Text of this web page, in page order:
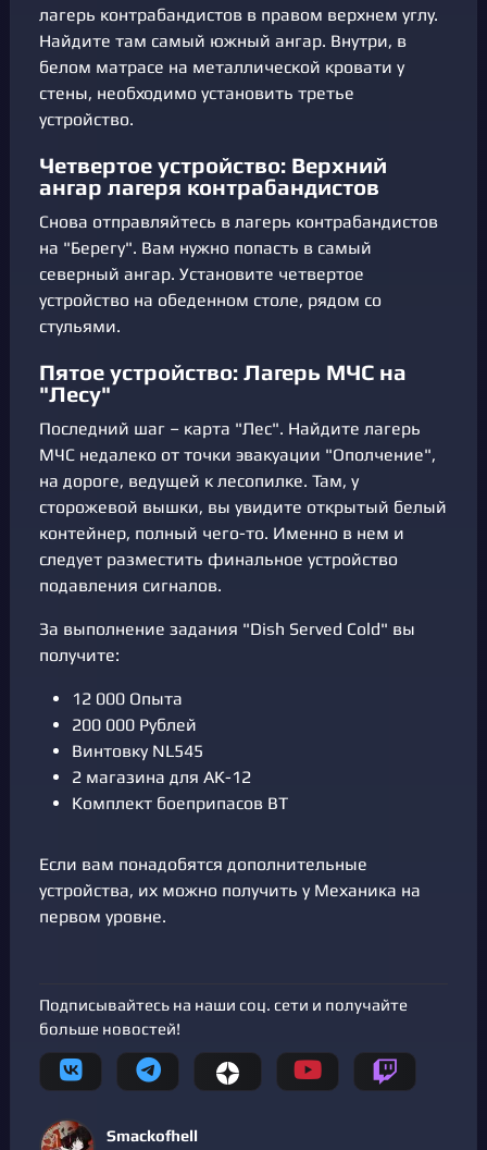
лагерь контрабандистов в правом верхнем углу.
Найдите там самый южный ангар. Внутри, в
белом матрасе на металлической кровати у
стены, необходимо установить третье
устройство.
Четвертое устройство: Верхний
ангар лагеря контрабандистов
Снова отправляйтесь в лагерь контрабандистов
на "Берегу". Вам нужно попасть в самый
северный ангар. Установите четвертое
устройство на обеденном столе, рядом со
стульями.
Пятое устройство: Лагерь МЧС на
"Лесу"
Последний шаг – карта "Лес". Найдите лагерь
МЧС недалеко от точки эвакуации "Ополчение",
на дороге, ведущей к лесопилке. Там, у
сторожевой вышки, вы увидите открытый белый
контейнер, полный чего-то. Именно в нем и
следует разместить финальное устройство
подавления сигналов.
За выполнение задания "Dish Served Cold" вы
получите:
12 000 Опыта
200 000 Рублей
Винтовку NL545
2 магазина для АК-12
Комплект боеприпасов BT
Если вам понадобятся дополнительные
устройства, их можно получить у Механика на
первом уровне.
Подписывайтесь на наши соц. сети и получайте
больше новостей!
Smackofhell